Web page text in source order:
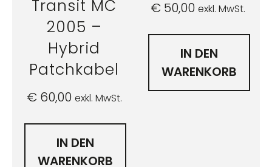
Transit MC
2005 –
Hybrid
Patchkabel
€60,00 exkl. MwSt.
IN DEN
WARENKORB
€ 50,00 exkl. MwSt.
IN DEN
WARENKORB